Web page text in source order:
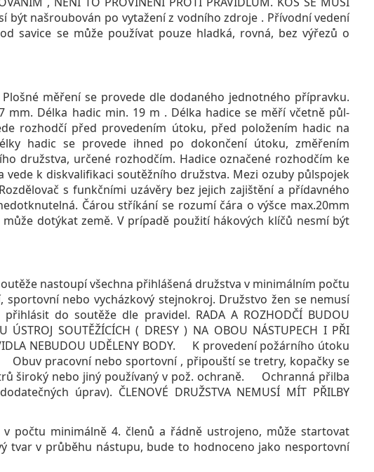
být našroubován po vytažení z vodního zdroje . Přívodní vedení
savice se může používat pouze hladká, rovná, bez výřezů o
měření se provede dle dodaného jednotného přípravku.
Délka hadic min. 19 m . Délka hadice se měří včetně půl-
rozhodčí před provedením útoku, před položením hadic na
hadic se provede ihned po dokončení útoku, změřením
družstva, určené rozhodčím. Hadice označené rozhodčím ke
k diskvalifikaci soutěžního družstva. Mezi ozuby půlspojek
s funkčními uzávěry bez jejich zajištění a přídavného
Čárou stříkání se rozumí čára o výšce max.20mm
dotýkat země. V prípadě použití hákových klíčů nesmí být
nastoupí všechna přihlášená družstva v minimálním počtu
nebo vycházkový stejnokroj. Družstvo žen se nemusí
do soutěže dle pravidel. RADA A ROZHODČÍ BUDOU
ÚSTROJ SOUTĚŽÍCÍCH ( DRESY ) NA OBOU NÁSTUPECH I PŘI
NEBUDOU UDĚLENY BODY. K provedení požárního útoku
pracovní nebo sportovní , připouští se tretry, kopačky se
široký nebo jiný používaný v pož. ochraně. Ochranná přilba
úprav). ČLENOVÉ DRUŽSTVA NEMUSÍ MÍT PŘILBY
počtu minimálně 4. členů a řádně ustrojeno, může startovat
tvar v průběhu nástupu, bude to hodnoceno jako nesportovní